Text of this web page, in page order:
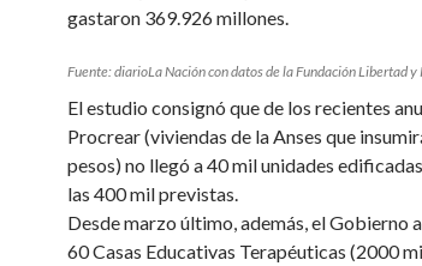
gastaron 369.926 millones.
Fuente: diarioLa Nación con datos de la Fundación Libertad y
El estudio consignó que de los recientes
Procrear (viviendas de la Anses que
pesos) no llegó a 40 mil unidades
las 400 mil previstas.
Desde marzo último, además, el Gobierno
60 Casas Educativas Terapéuticas (2000